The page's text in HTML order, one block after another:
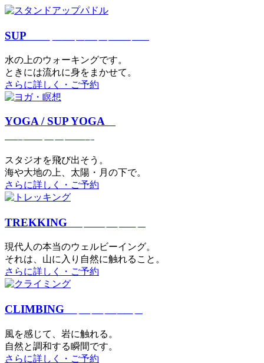
SUP
⽔の上のウォーキングです。
ときには流れに身をまかせて。
さらに詳しく・ご予約
YOGA / SUP YOGA
スタジオを⾶び出そう。
海や大地の上、太陽・⽉の下で。
さらに詳しく・ご予約
TREKKING
現代⼈の本当のウェルビーイング。
それは、⼭に⼊り⾃然に触れること。
さらに詳しく・ご予約
CLIMBING
⾵を感じて、岩に触れる。
⾃然と調和する瞬間です。
さらに詳しく・ご予約